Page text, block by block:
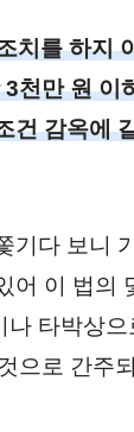
치를 하지
천만 원 이
건 감옥에
기다 보니
어 이 법의
타박상
으로 간주